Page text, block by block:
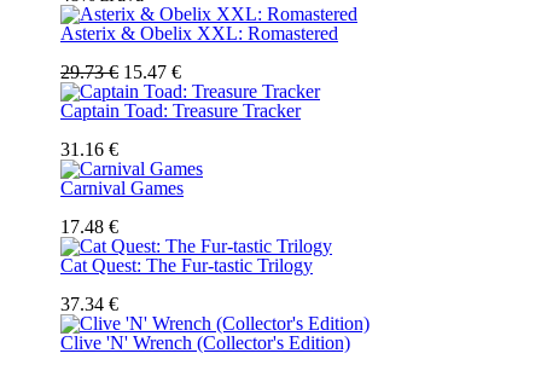
Asterix & Obelix XXL: Romastered
29.73 € 15.47 €
Captain Toad: Treasure Tracker
31.16 €
Carnival Games
17.48 €
Cat Quest: The Fur-tastic Trilogy
37.34 €
Clive 'N' Wrench (Collector's Edition)